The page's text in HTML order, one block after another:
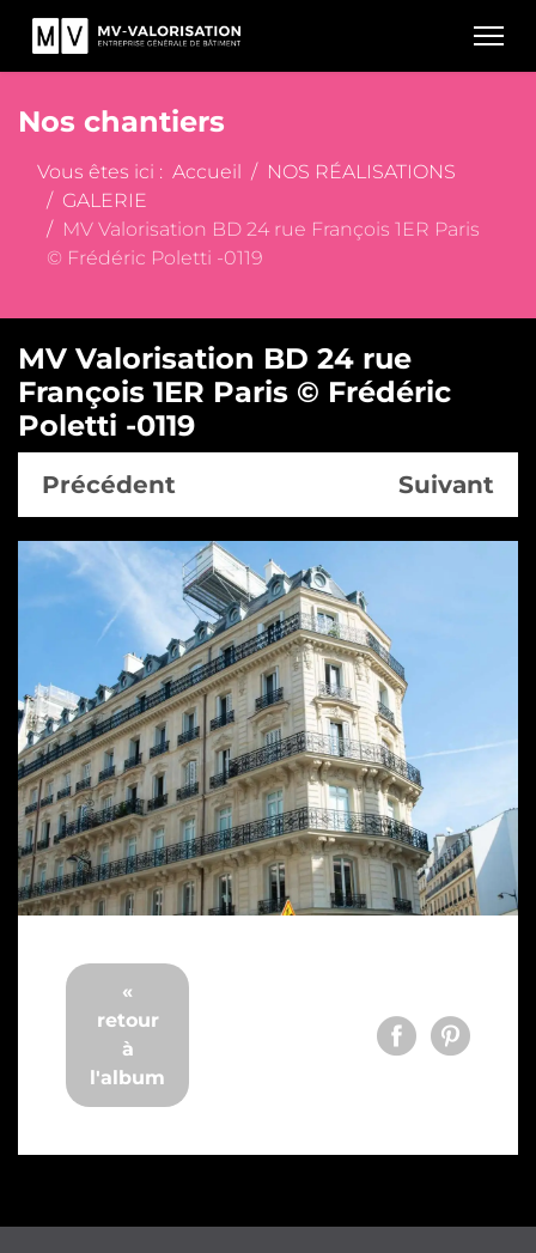
Nos chantiers
Vous êtes ici : Accueil
NOS RÉALISATIONS
GALERIE
MV Valorisation BD 24 rue François 1ER Paris
© Frédéric Poletti -0119
MV Valorisation BD 24 rue
François 1ER Paris © Frédéric
Poletti -0119
Précédent Suivant
«
retour
à
l'album